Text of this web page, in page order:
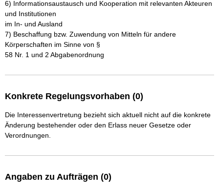
6) Informationsaustausch und Kooperation mit relevanten Akteuren
und Institutionen
im In- und Ausland
7) Beschaffung bzw. Zuwendung von Mitteln für andere
Körperschaften im Sinne von §
58 Nr. 1 und 2 Abgabenordnung
Konkrete Regelungsvorhaben (0)
Die Interessenvertretung bezieht sich aktuell nicht auf die konkrete
Änderung bestehender oder den Erlass neuer Gesetze oder
Verordnungen.
Angaben zu Aufträgen (0)